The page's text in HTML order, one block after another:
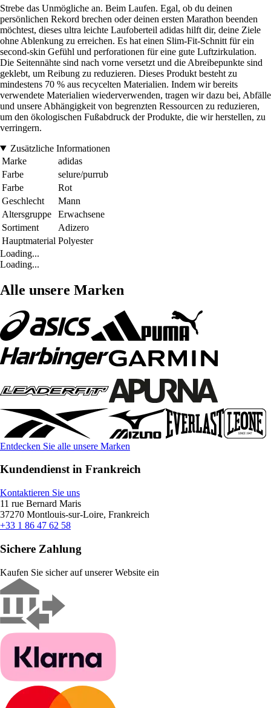
Strebe das Unmögliche an. Beim Laufen. Egal, ob du deinen
persönlichen Rekord brechen oder deinen ersten Marathon beenden
möchtest, dieses ultra leichte Laufoberteil adidas hilft dir, deine Ziele
ohne Ablenkung zu erreichen. Es hat einen Slim-Fit-Schnitt für ein
second-skin Gefühl und perforationen für eine gute Luftzirkulation.
Die Seitennähte sind nach vorne versetzt und die Abreibepunkte sind
geklebt, um Reibung zu reduzieren. Dieses Produkt besteht zu
mindestens 70 % aus recycelten Materialien. Indem wir bereits
verwendete Materialien wiederverwenden, tragen wir dazu bei, Abfälle
und unsere Abhängigkeit von begrenzten Ressourcen zu reduzieren,
um den ökologischen Fußabdruck der Produkte, die wir herstellen, zu
verringern.
Zusätzliche Informationen
Marke
adidas
Farbe
selure/purrub
Farbe
Rot
Geschlecht
Mann
Altersgruppe
Erwachsene
Sortiment
Adizero
Hauptmaterial Polyester
Loading...
Loading...
Alle unsere Marken
Entdecken Sie alle unsere Marken
Kundendienst in Frankreich
Kontaktieren Sie uns
11 rue Bernard Maris
37270 Montlouis-sur-Loire, Frankreich
+33 1 86 47 62 58
Sichere Zahlung
Kaufen Sie sicher auf unserer Website ein